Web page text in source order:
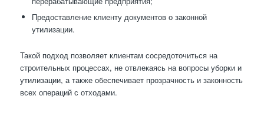
Предоставление клиенту документов о законной
утилизации.
Такой подход позволяет клиентам сосредоточиться на
строительных процессах, не отвлекаясь на вопросы уборки и
утилизации, а также обеспечивает прозрачность и законность
всех операций с отходами.